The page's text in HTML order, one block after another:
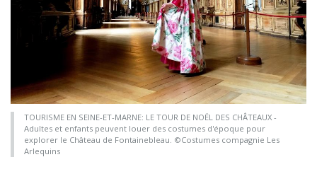
TOURISME EN SEINE-ET-MARNE: LE TOUR DE NOËL DES CHÂTEAUX -
Adultes et enfants peuvent louer des costumes d'époque pour
explorer le Château de Fontainebleau. ©Costumes compagnie Les
Arlequins